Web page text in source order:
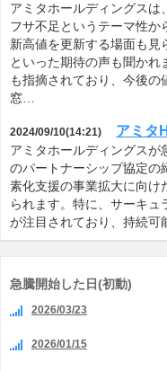
アミタホールディングスは
フサ不足というテーマ性か
新高値を更新する場面も見
といった期待の声も聞かれ
も指摘されており、今後
窓…
2024/09/10(14:21) アミタ
アミタホールディングスが
のパートナーシップ協定の
素化支援の事業拡大に向け
られます。特に、サーキ
が注目されており、持続
急騰開始した日(初動)
2026/03/23
2026/01/15